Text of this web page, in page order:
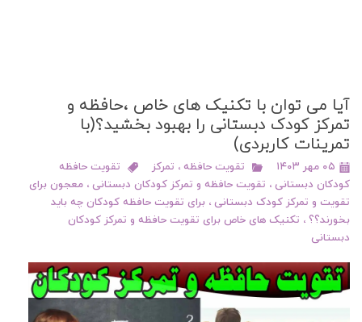
آیا می توان با تکنیک های خاص ،حافظه و
تمرکز کودک دبستانی را بهبود بخشید؟(با
تمرینات کاربردی)
۰۵ مهر ۱۴۰۳ تقویت حافظه ، تمرکز
تقویت حافظه
کودکان دبستانی، تقویت حافظه و تمرکز کودکان دبستانی، معجون برای
تقویت و تمرکز کودک دبستانی، برای تقویت حافظه کودکان چه باید
بخورند؟؟، تکنیک های خاص برای تقویت حافظه و تمرکز کودکان
دبستانی